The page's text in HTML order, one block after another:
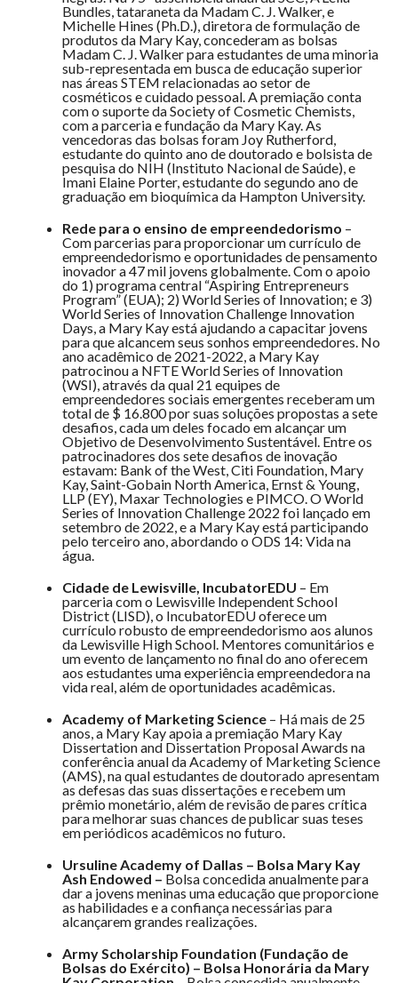
Bundles, tataraneta da Madam C. J. Walker, e
Michelle Hines (Ph.D.), diretora de formulação de
produtos da Mary Kay, concederam as bolsas
Madam C. J. Walker para estudantes de uma minoria
sub-representada em busca de educação superior
nas áreas STEM relacionadas ao setor de
cosméticos e cuidado pessoal. A premiação conta
com o suporte da Society of Cosmetic Chemists,
com a parceria e fundação da Mary Kay. As
vencedoras das bolsas foram Joy Rutherford,
estudante do quinto ano de doutorado e bolsista de
pesquisa do NIH (Instituto Nacional de Saúde), e
Imani Elaine Porter, estudante do segundo ano de
graduação em bioquímica da Hampton University.
Rede para o ensino de empreendedorismo –
Com parcerias para proporcionar um currículo de
empreendedorismo e oportunidades de pensamento
inovador a 47 mil jovens globalmente. Com o apoio
do 1) programa central “Aspiring Entrepreneurs
Program” (EUA); 2) World Series of Innovation; e 3)
World Series of Innovation Challenge Innovation
Days, a Mary Kay está ajudando a capacitar jovens
para que alcancem seus sonhos empreendedores. No
ano acadêmico de 2021-2022, a Mary Kay
patrocinou a NFTE World Series of Innovation
(WSI), através da qual 21 equipes de
empreendedores sociais emergentes receberam um
total de $ 16.800 por suas soluções propostas a sete
desafios, cada um deles focado em alcançar um
Objetivo de Desenvolvimento Sustentável. Entre os
patrocinadores dos sete desafios de inovação
estavam: Bank of the West, Citi Foundation, Mary
Kay, Saint-Gobain North America, Ernst & Young,
LLP (EY), Maxar Technologies e PIMCO. O World
Series of Innovation Challenge 2022 foi lançado em
setembro de 2022, e a Mary Kay está participando
pelo terceiro ano, abordando o ODS 14: Vida na
água.
Cidade de Lewisville, IncubatorEDU – Em
parceria com o Lewisville Independent School
District (LISD), o IncubatorEDU oferece um
currículo robusto de empreendedorismo aos alunos
da Lewisville High School. Mentores comunitários e
um evento de lançamento no final do ano oferecem
aos estudantes uma experiência empreendedora na
vida real, além de oportunidades acadêmicas.
Academy of Marketing Science– Há mais de 25
anos, a Mary Kay apoia a premiação Mary Kay
Dissertation and Dissertation Proposal Awards na
conferência anual da Academy of Marketing Science
(AMS), na qual estudantes de doutorado apresentam
as defesas das suas dissertações e recebem um
prêmio monetário, além de revisão de pares crítica
para melhorar suas chances de publicar suas teses
em periódicos acadêmicos no futuro.
Ursuline Academy of Dallas – Bolsa Mary Kay
Ash Endowed – Bolsa concedida anualmente para
dar a jovens meninas uma educação que proporcione
as habilidades e a confiança necessárias para
alcançarem grandes realizações.
Army Scholarship Foundation (Fundação de
Bolsas do Exército) – Bolsa Honorária da Mary